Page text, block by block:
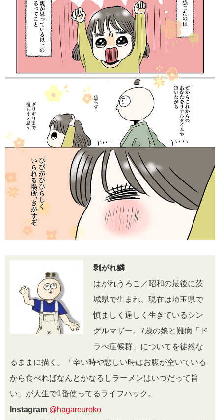
剥がれ鱗
はがれうろこ／昭和の最後に茨
城県で生まれ、現在は埼玉県で
慎ましく逞しく生きているシン
グルマザー。7歳の娘と難病「ド
ラべ症候群」についてを徒然な
るままに描く。「辛い時や悲しい時はお腹が空いている
から食べればなんとかなるしラーメンはいつだって旨
い」が人生で1番使ってるライフハック。
Instagram @hagareuroko